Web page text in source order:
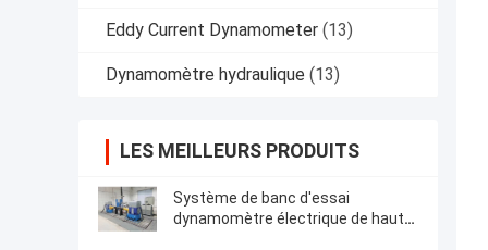
Eddy Current Dynamometer (13)
Dynamomètre hydraulique (13)
LES MEILLEURS PRODUITS
Système de banc d'essai
dynamomètre électrique de haute